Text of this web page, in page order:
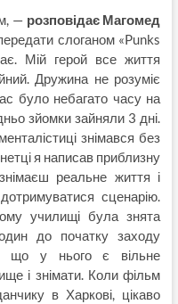
— розповідає Магомед
слоганом «Punks
Мій герой все життя
Дружина не розуміє
було небагато часу на
зйомки зайняли 3 дні.
знімався без
я написав приблизну
реальне життя і
сценарію.
училищі була знята
до початку заходу
що у нього є вільне
і знімати. Коли фільм
в Харкові, цікаво